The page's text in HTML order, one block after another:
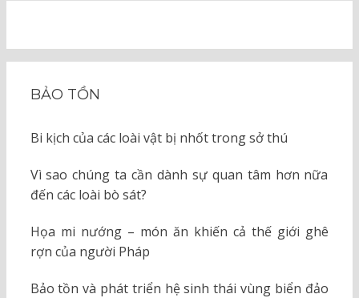
BẢO TỒN
Bi kịch của các loài vật bị nhốt trong sở thú
Vì sao chúng ta cần dành sự quan tâm hơn nữa
đến các loài bò sát?
Họa mi nướng – món ăn khiến cả thế giới ghê
rợn của người Pháp
Bảo tồn và phát triển hệ sinh thái vùng biển đảo